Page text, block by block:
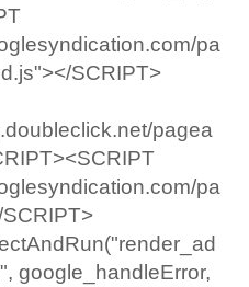
pa
SCRIPT>
pagea
pa
google_handleError,